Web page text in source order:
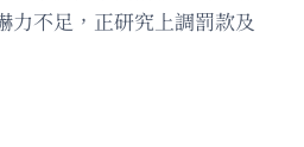
力不足，正研究上調罰款及